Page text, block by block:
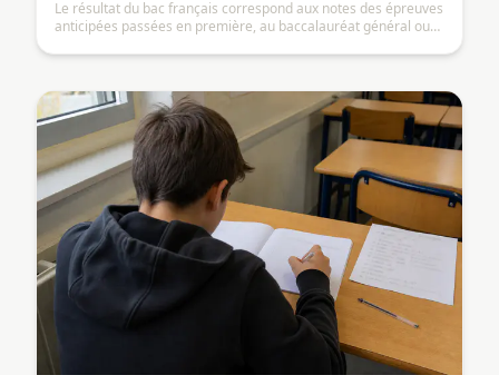
Le résultat du bac français correspond aux notes des épreuves
anticipées passées en première, au baccalauréat général ou